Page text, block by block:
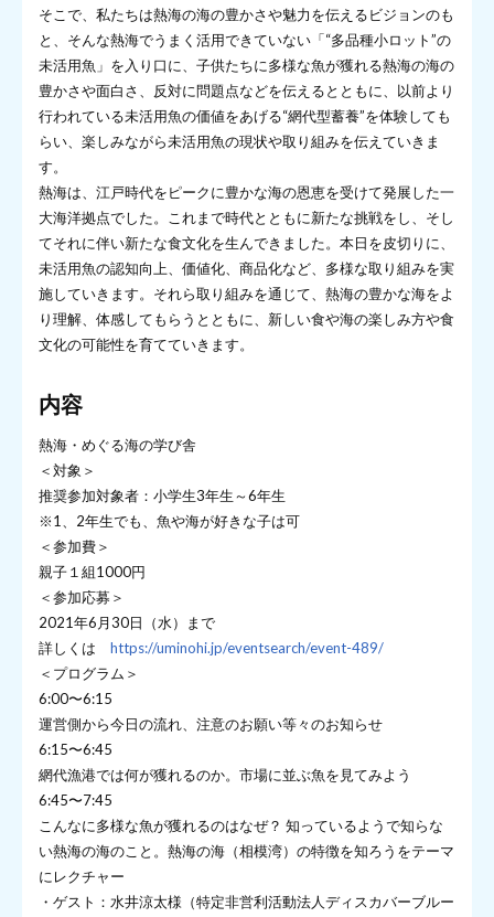
そこで、私たちは熱海の海の豊かさや魅力を伝えるビジョンのも
と、そんな熱海でうまく活用できていない「“多品種小ロット”の
未活用魚」を入り口に、子供たちに多様な魚が獲れる熱海の海の
豊かさや面白さ、反対に問題点などを伝えるとともに、以前より
行われている未活用魚の価値をあげる“網代型蓄養”を体験しても
らい、楽しみながら未活用魚の現状や取り組みを伝えていきま
す。
熱海は、江戸時代をピークに豊かな海の恩恵を受けて発展した一
大海洋拠点でした。これまで時代とともに新たな挑戦をし、そし
てそれに伴い新たな食文化を生んできました。本日を皮切りに、
未活用魚の認知向上、価値化、商品化など、多様な取り組みを実
施していきます。それら取り組みを通じて、熱海の豊かな海をよ
り理解、体感してもらうとともに、新しい食や海の楽しみ方や食
文化の可能性を育てていきます。
内容
熱海・めぐる海の学び舎
＜対象＞
推奨参加対象者：小学生3年生～6年生
※1、2年生でも、魚や海が好きな子は可
＜参加費＞
親子１組1000円
＜参加応募＞
2021年6月30日（水）まで
詳しくは https://uminohi.jp/eventsearch/event-489/
＜プログラム＞
6:00〜6:15
運営側から今日の流れ、注意のお願い等々のお知らせ
6:15〜6:45
網代漁港では何が獲れるのか。市場に並ぶ魚を見てみよう
6:45〜7:45
こんなに多様な魚が獲れるのはなぜ？ 知っているようで知らな
い熱海の海のこと。熱海の海（相模湾）の特徴を知ろうをテーマ
にレクチャー
・ゲスト：水井涼太様（特定非営利活動法人ディスカバーブルー